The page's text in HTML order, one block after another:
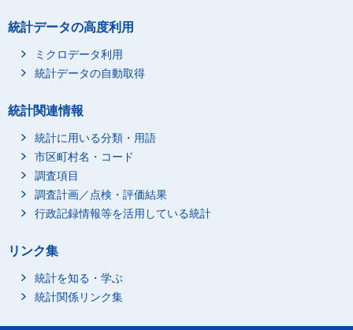
統計データの高度利用
ミクロデータ利用
統計データの自動取得
統計関連情報
統計に用いる分類・用語
市区町村名・コード
調査項目
調査計画／点検・評価結果
行政記録情報等を活用している統計
リンク集
統計を知る・学ぶ
統計関係リンク集